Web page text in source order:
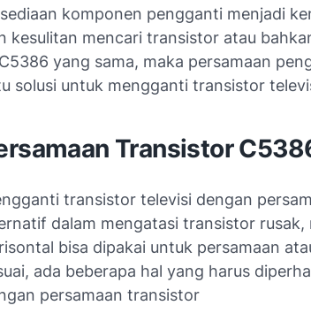
komponen pengganti menjadi
kesulitan mencari transistor atau
yang sama, maka persamaan
solusi untuk mengganti transistor
Transistor
transistor televisi dengan
dalam mengatasi transistor
bisa dipakai untuk persamaan
ada beberapa hal yang harus
persamaan transistor